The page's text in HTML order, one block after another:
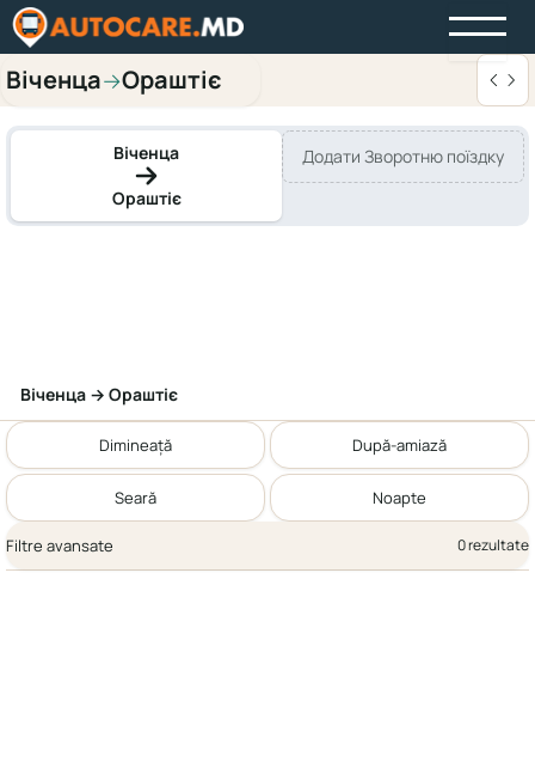
Віченца→Ораштіє
Віченца
Ораштіє
Додати Зворотню поїздку
Віченца → Ораштіє
Dimineață După-amiază
Seară Noapte
Filtre avansate 0 rezultate